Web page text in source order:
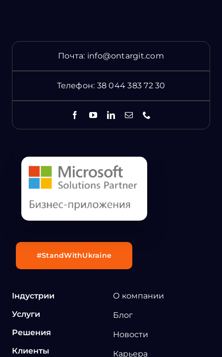
Почта: info@ontargit.com
Телефон: 38 044 383 72 30
Індустрии
Услуги
Решения
Клиенты
О компании
Блог
Новости
Карьера
#StandWithUkraine